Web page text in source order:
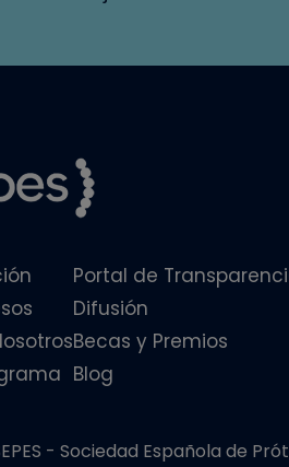
Portal de
Difusión
Becas y Premios
Blog
- Sociedad Española de